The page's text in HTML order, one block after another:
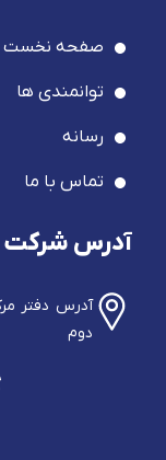
صفحه نخست
توانمندی ها
رسانه
تماس با ما
آدرس شرکت
دوم